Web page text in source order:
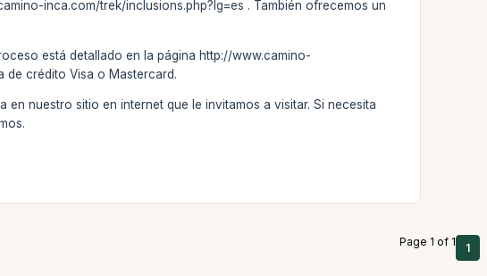
inca.com/trek/inclusions.php?lg=es . También ofrecemos un
está detallado en la página http://www.camino-
de crédito Visa o Mastercard.
nuestro sitio en internet que le invitamos a visitar. Si necesita
Page 1 of 1 1